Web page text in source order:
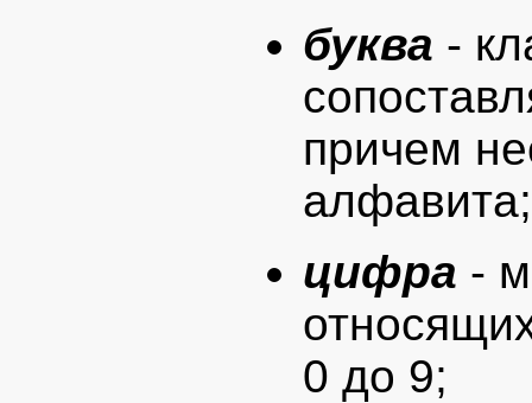
буква -
причем
алфавита;
цифра -
0 до 9;